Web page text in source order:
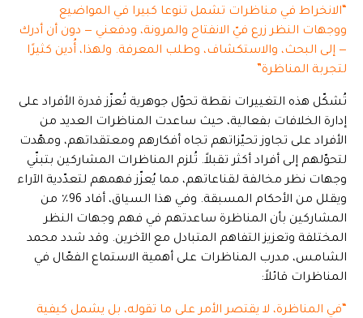
“الانخراط في مناظرات تشمل تنوعا كبيرا في المواضيع
ووجهات النظر زرع فيّ الانفتاح والمرونة، ودفعني — دون أن أدرك
— إلى البحث، والاستكشاف، وطلب المعرفة. ولهذا، أُدين كثيرًا
لتجربة المناظرة”
تُشكّل هذه التغييرات نقطة تحوّل جوهرية تُعزّز قدرة الأفراد على
إدارة الخلافات بفعالية، حيث ساعدت المناظرات العديد من
الأفراد على تجاوز تحيّزاتهم تجاه أفكارهم ومعتقداتهم، ومهّدت
لتحوّلهم إلى أفراد أكثر تقبلاً. تُلزم المناظرات المشاركين بتبنّي
وجهات نظر مخالفة لقناعاتهم، مما يُعزّز فهمهم لتعدّدية الآراء
ويقلل من الأحكام المسبقة. وفي هذا السياق، أفاد 96٪ من
المشاركين بأن المناظرة ساعدتهم في فهم وجهات النظر
المختلفة وتعزيز التفاهم المتبادل مع الآخرين. وقد شدد محمد
الشامس، مدرب المناظرات على أهمية الاستماع الفعّال في
المناظرات قائلاً:
“في المناظرة، لا يقتصر الأمر على ما تقوله، بل يشمل كيفية